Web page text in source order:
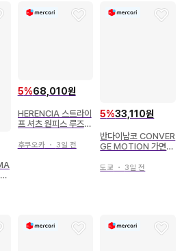
5%68,010원
HERENCIA 스트라이
프 셔츠 원피스 루즈핏
후쿠오카・ 3일 전
5%33,110원
반다이남코 CONVER
GE MOTION 가면라
비키 가면라이더 히비
도쿄 ・ 3일 전